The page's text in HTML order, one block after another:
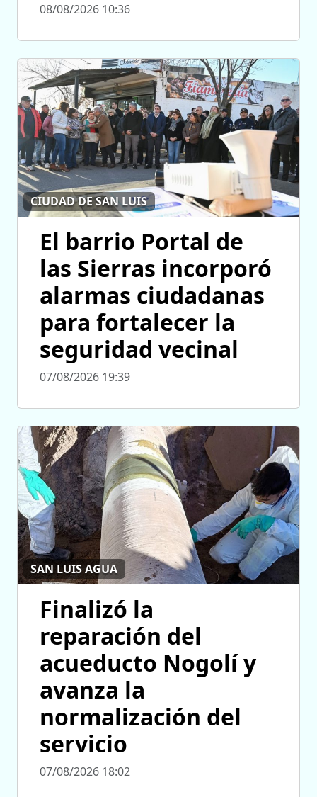
08/08/2026 10:36
CIUDAD DE SAN LUIS
El barrio Portal de
las Sierras incorporó
alarmas ciudadanas
para fortalecer la
seguridad vecinal
07/08/2026 19:39
SAN LUIS AGUA
Finalizó la
reparación del
acueducto Nogolí y
avanza la
normalización del
servicio
07/08/2026 18:02